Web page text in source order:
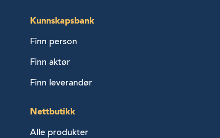
Kunnskapsbank
Finn person
Finn aktør
Finn leverandør
Nettbutikk
Alle produkter